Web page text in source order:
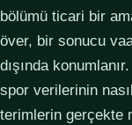
bölümü ticari bir
över, bir sonucu
dışında
spor verilerinin
terimlerin gerçekte